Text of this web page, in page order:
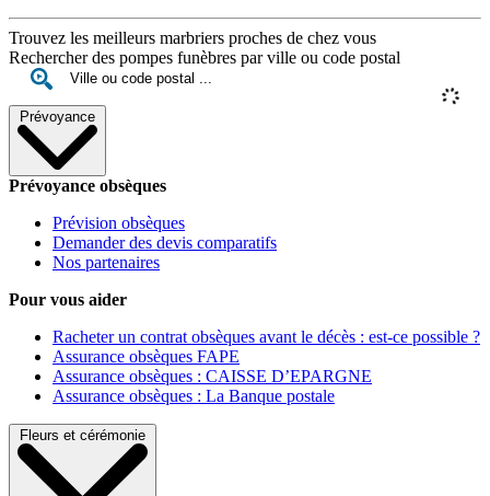
Trouvez les meilleurs marbriers proches de chez vous
Rechercher des pompes funèbres par ville ou code postal
Prévoyance
Prévoyance obsèques
Prévision obsèques
Demander des devis comparatifs
Nos partenaires
Pour vous aider
Racheter un contrat obsèques avant le décès : est-ce possible ?
Assurance obsèques FAPE
Assurance obsèques : CAISSE D’EPARGNE
Assurance obsèques : La Banque postale
Fleurs et cérémonie